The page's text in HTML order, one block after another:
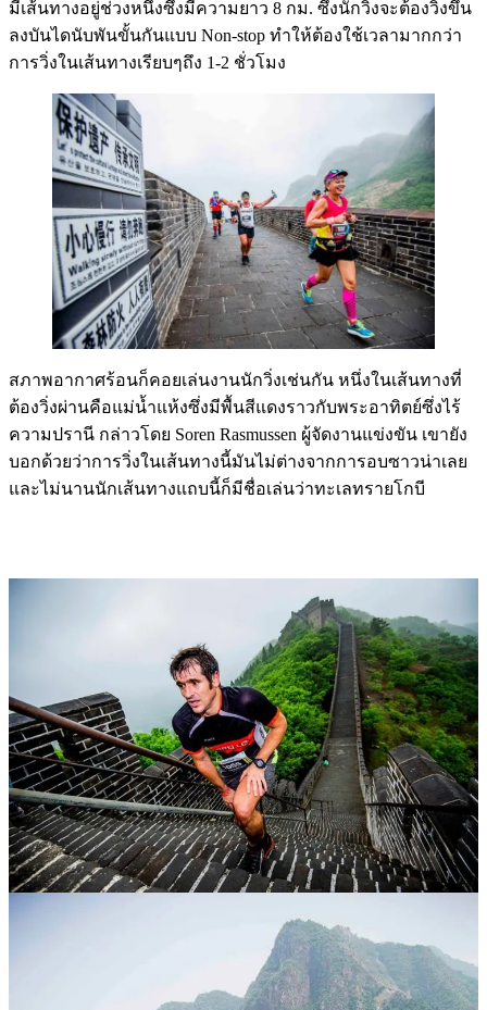
มีเส้นทางอยู่ช่วงหนึ่งซึ่งมีความยาว 8 กม. ซึ่งนักวิ่งจะต้องวิ่งขึ้น
ลงบันไดนับพันขั้นกันแบบ Non-stop ทำให้ต้องใช้เวลามากกว่า
การวิ่งในเส้นทางเรียบๆถึง 1-2 ชั่วโมง
สภาพอากาศร้อนก็คอยเล่นงานนักวิ่งเช่นกัน หนึ่งในเส้นทางที่
ต้องวิ่งผ่านคือแม่น้ำแห้งซึ่งมีพื้นสีแดงราวกับพระอาทิตย์ซึ่งไร้
ความปรานี กล่าวโดย Soren Rasmussen ผู้จัดงานแข่งขัน เขายัง
บอกด้วยว่าการวิ่งในเส้นทางนี้มันไม่ต่างจากการอบซาวน่าเลย
และไม่นานนักเส้นทางแถบนี้ก็มีชื่อเล่นว่าทะเลทรายโกบี